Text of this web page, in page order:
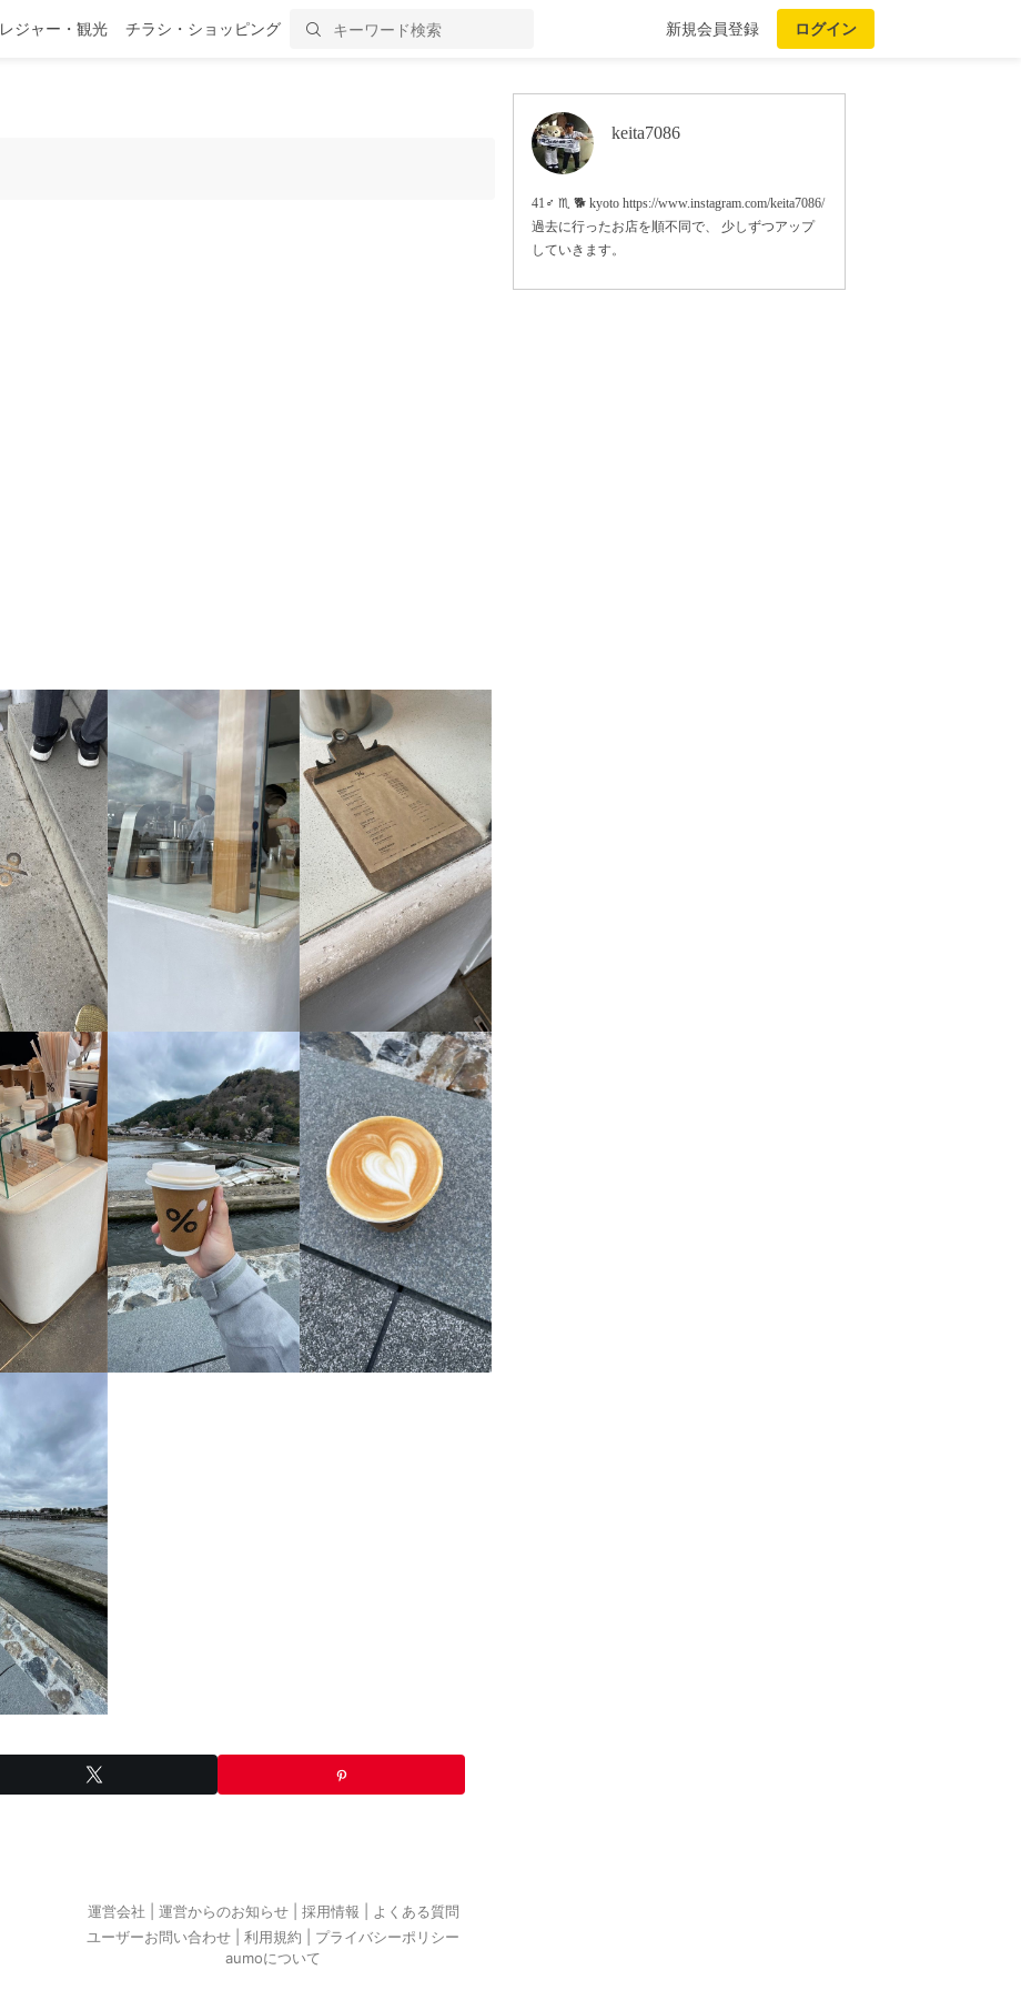
レジャー・観光 チラシ・ショッピング 新規会員登録 ログイン
keita7086
41♂ ♏ 🐕 kyoto https://www.instagram.com/keita7086/
過去に行ったお店を順不同で、 少しずつアップ
していきます。
運営会社 運営からのお知らせ 採用情報
よくある質問
ユーザーお問い合わせ
利用規約
プライバシーポリシー
aumoについて